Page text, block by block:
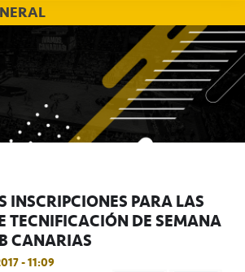
INSCRIPCIONES PARA LAS
TECNIFICACIÓN DE SEMANA
CANARIAS
- 11:09